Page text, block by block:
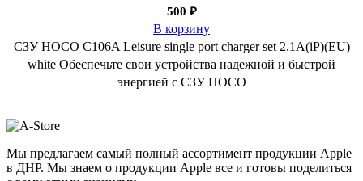
500 ₽
В корзину
СЗУ HOCO C106A Leisure single port charger set 2.1A(iP)(EU)
white Обеспечьте свои устройства надежной и быстрой
энергией с СЗУ HOCO
Мы предлагаем самый полный ассортимент продукции Apple
в ДНР. Мы знаем о продукции Apple все и готовы поделиться